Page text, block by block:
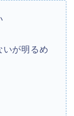
が明るめ